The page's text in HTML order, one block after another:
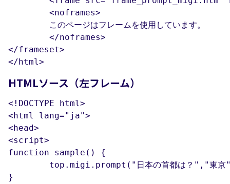
</frameset>
</html>
HTMLソース（左フレーム）
<!DOCTYPE html>
<html lang="ja">
<head>
<script>
function sample() {
}